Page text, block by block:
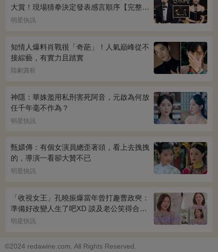
大賞！現場猜拳決定發表感言順序【完整得
獎名單】
明星快訊
知情人爆料肖戰很「奇葩」！人氣巔峰從不
接綜藝，有實力且踏實
陸劇賞析
神隱：華姝濫用私刑害死阿音，元啟為何放
任千年毫不作為？
明星快訊
甄嬛傳：有個女演員總歪著頭，看上去拽拽
的，導演一看卻大贊不已
明星快訊
「收視女王」孔曉振爆當年曾打趣曹政奭：
準備好改變人生了吧XD 談及老公笑得合不
攏嘴~
明星快訊
©2024 redawine.com. All Rights Reserved.